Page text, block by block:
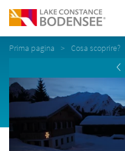
Prima pagina Cosa scoprire?